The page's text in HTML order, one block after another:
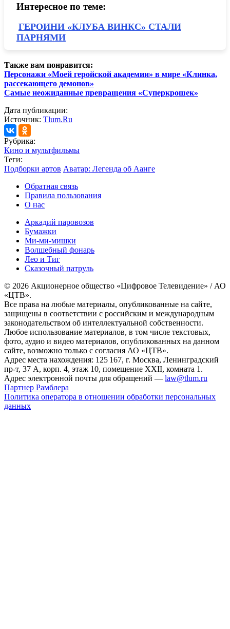
Интересное по теме:
ГЕРОИНИ «КЛУБА ВИНКС» СТАЛИ
ПАРНЯМИ
Также вам понравится:
Персонажи «Моей геройской академии» в мире «Клинка,
рассекающего демонов»
Самые неожиданные превращения «Суперкрошек»
Дата публикации:
Источник: Tlum.Ru
Рубрика:
Кино и мультфильмы
Теги:
Подборки артов Аватар: Легенда об Аанге
Обратная связь
Правила пользования
О нас
Аркадий паровозов
Бумажки
Ми-ми-мишки
Волшебный фонарь
Лео и Тиг
Сказочный патруль
© 2026 Акционерное общество «Цифровое Телевидение» / АО
«ЦТВ».
Все права на любые материалы, опубликованные на сайте,
защищены в соответствии с российским и международным
законодательством об интеллектуальной собственности.
Любое использование материалов, в том числе текстовых,
фото, аудио и видео материалов, опубликованных на данном
сайте, возможно только с согласия АО «ЦТВ».
Адрес места нахождения: 125 167, г. Москва, Ленинградский
пр-т, 37 А, корп. 4, этаж 10, помещение XXII, комната 1.
Адрес электронной почты для обращений — law@tlum.ru
Партнер Рамблера
Политика оператора в отношении обработки персональных
данных